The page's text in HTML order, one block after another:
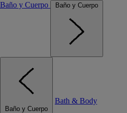
Baño y Cuerpo
Baño y Cuerpo
Baño y Cuerpo
Bath & Body